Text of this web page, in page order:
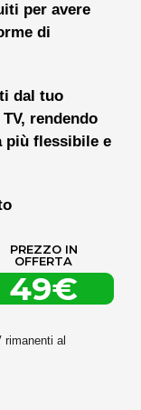
per avere
di
dal tuo
rendendo
più flessibile e
PREZZO IN
OFFERTA
49€
al